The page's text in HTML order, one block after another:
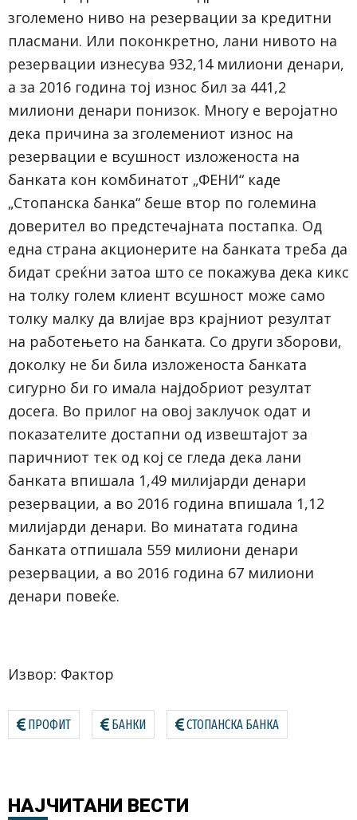
зголемено ниво на резервации за кредитни
пласмани. Или поконкретно, лани нивото на
резервации изнесува 932,14 милиони денари,
а за 2016 година тој износ бил за 441,2
милиони денари понизок. Многу е веројатно
дека причина за зголемениот износ на
резервации е всушност изложеноста на
банката кон комбинатот „ФЕНИ“ каде
„Стопанска банка“ беше втор по големина
доверител во предстечајната постапка. Од
една страна акционерите на банката треба да
бидат среќни затоа што се покажува дека кикс
на толку голем клиент всушност може само
толку малку да влијае врз крајниот резултат
на работењето на банката. Со други зборови,
доколку не би била изложеноста банката
сигурно би го имала најдобриот резултат
досега. Во прилог на овој заклучок одат и
показателите достапни од извештајот за
паричниот тек од кој се гледа дека лани
банката впишала 1,49 милијарди денари
резервации, а во 2016 година впишала 1,12
милијарди денари. Во минатата година
банката отпишала 559 милиони денари
резервации, а во 2016 година 67 милиони
денари повеќе.
Извор: Фактор
ПРОФИТ БАНКИ СТОПАНСКА БАНКА
НАЈЧИТАНИ ВЕСТИ